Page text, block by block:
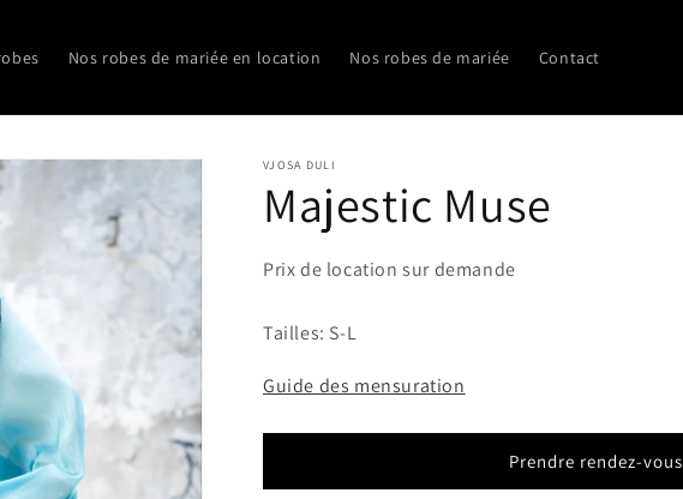
Nos robes de mariée en location Nos robes de mariée Contact
VJOSA DULI
Majestic Muse
Prix de location sur demande
Tailles: S-L
Guide des mensuration
Prendre rendez-vous